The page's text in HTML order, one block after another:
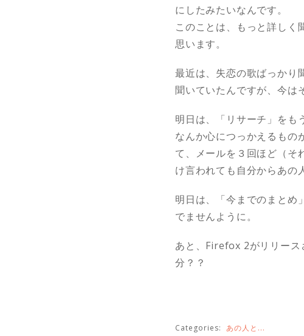
にしたみたいなんです。
このことは、もっと詳しく
思います。
最近は、失恋の歌ばっかり
聞いていたんですが、今は
明日は、「リサーチ」をも
なんか心につっかえるもの
て、メールを３回ほど（そ
け言われても自分からあの
明日は、「今までのまとめ
でませんように。
あと、Firefox 2がリリース
分？？
Categories: あの人と...